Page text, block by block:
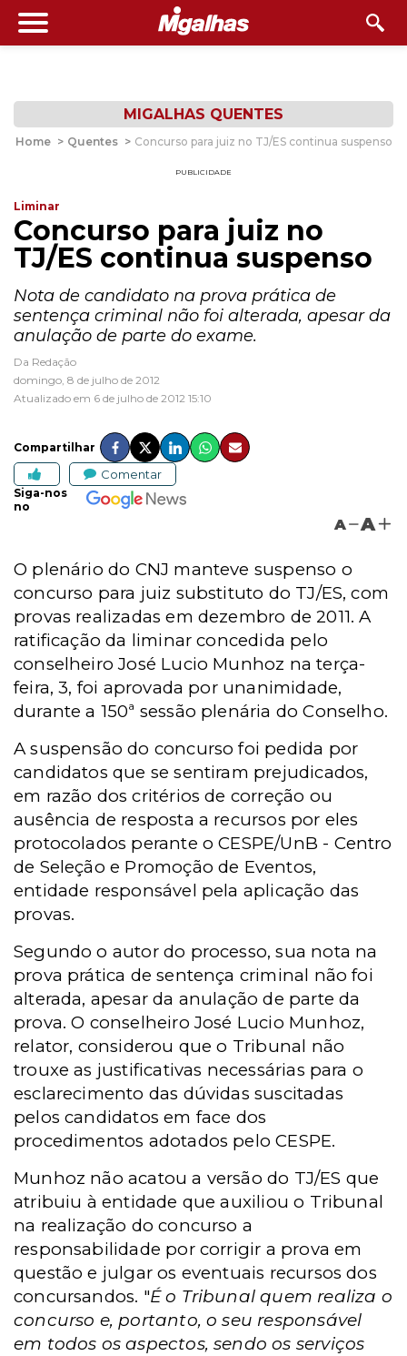
MIGALHAS QUENTES
Home > Quentes > Concurso para juiz no TJ/ES continua suspenso
PUBLICIDADE
Liminar
Concurso para juiz no
TJ/ES continua suspenso
Nota de candidato na prova prática de
sentença criminal não foi alterada, apesar da
anulação de parte do exame.
Da Redação
domingo, 8 de julho de 2012
Atualizado em 6 de julho de 2012 15:10
Compartilhar
Comentar
Siga-nos
no
A A
O plenário do CNJ manteve suspenso o
concurso para juiz substituto do TJ/ES, com
provas realizadas em dezembro de 2011. A
ratificação da liminar concedida pelo
conselheiro José Lucio Munhoz na terça-
feira, 3, foi aprovada por unanimidade,
durante a 150ª sessão plenária do Conselho.
A suspensão do concurso foi pedida por
candidatos que se sentiram prejudicados,
em razão dos critérios de correção ou
ausência de resposta a recursos por eles
protocolados perante o CESPE/UnB - Centro
de Seleção e Promoção de Eventos,
entidade responsável pela aplicação das
provas.
Segundo o autor do processo, sua nota na
prova prática de sentença criminal não foi
alterada, apesar da anulação de parte da
prova. O conselheiro José Lucio Munhoz,
relator, considerou que o Tribunal não
trouxe as justificativas necessárias para o
esclarecimento das dúvidas suscitadas
pelos candidatos em face dos
procedimentos adotados pelo CESPE.
Munhoz não acatou a versão do TJ/ES que
atribuiu à entidade que auxiliou o Tribunal
na realização do concurso a
responsabilidade por corrigir a prova em
questão e julgar os eventuais recursos dos
concursandos. "É o Tribunal quem realiza o
concurso e, portanto, o seu responsável
em todos os aspectos, sendo os serviços